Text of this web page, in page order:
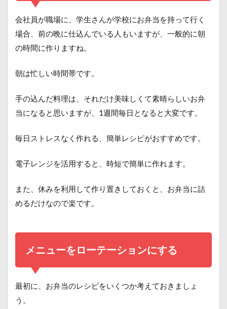
会社員が職場に、学生さんが学校にお弁当を持って行く
場合、前の晩に仕込んでいる人もいますが、一般的に朝
の時間に作りますね。
朝は忙しい時間帯です。
手の込んだ料理は、それだけ美味しくて素晴らしいお弁
当になると思いますが、1週間毎日となると大変です。
毎日ストレスなく作れる、簡単レシピがおすすめです。
電子レンジを活用すると、時短で簡単に作れます。
また、休みを利用して作り置きしておくと、お弁当に詰
めるだけなので楽です。
メニューをローテーションにする
最初に、お弁当のレシピをいくつか考えておきましょ
う。